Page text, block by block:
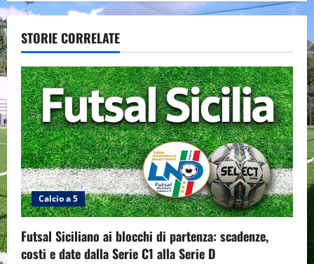
v
i
g
a
t
i
o
n
STORIE CORRELATE
Calcio a 5
Futsal Siciliano ai blocchi di partenza: scadenze,
costi e date dalla Serie C1 alla Serie D